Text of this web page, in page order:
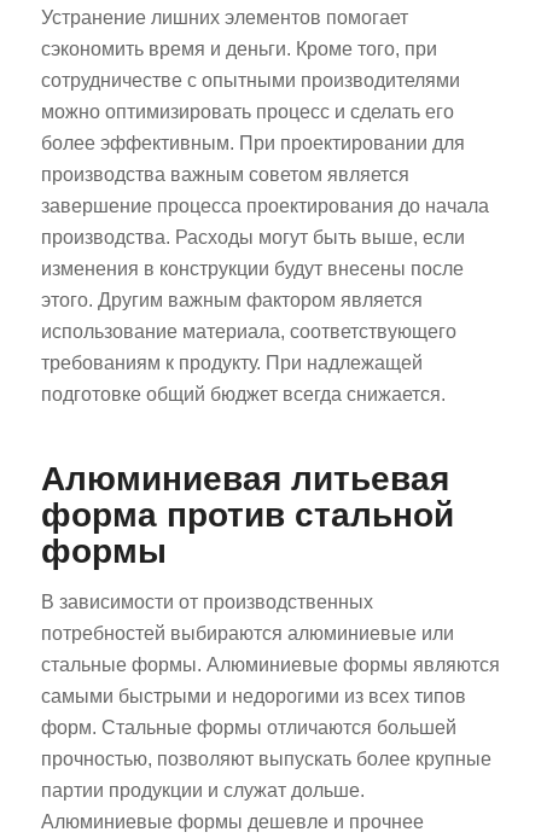
Устранение лишних элементов помогает
сэкономить время и деньги. Кроме того, при
сотрудничестве с опытными производителями
можно оптимизировать процесс и сделать его
более эффективным. При проектировании для
производства важным советом является
завершение процесса проектирования до начала
производства. Расходы могут быть выше, если
изменения в конструкции будут внесены после
этого. Другим важным фактором является
использование материала, соответствующего
требованиям к продукту. При надлежащей
подготовке общий бюджет всегда снижается.
Алюминиевая литьевая
форма против стальной
формы
В зависимости от производственных
потребностей выбираются алюминиевые или
стальные формы. Алюминиевые формы являются
самыми быстрыми и недорогими из всех типов
форм. Стальные формы отличаются большей
прочностью, позволяют выпускать более крупные
партии продукции и служат дольше.
Алюминиевые формы дешевле и прочнее